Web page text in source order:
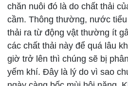
chăn nuôi đó là do chất thải
cầm. Thông thường, nước
thải ra từ động vật thường ít
các chất thải này để quá lâu
giờ trở lên thì chúng sẽ bị
yếm khí. Đây là lý do vì sao